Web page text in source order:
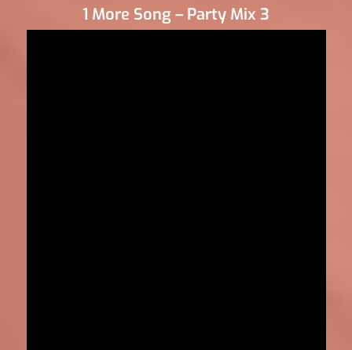
1 More Song – Party Mix 3